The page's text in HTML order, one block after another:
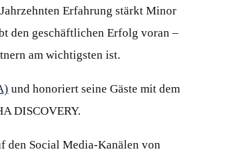
Erfahrung stärkt Minor
den geschäftlichen Erfolg voran –
am wichtigsten ist.
und honoriert seine Gäste mit dem
DISCOVERY.
den Social Media-Kanälen von